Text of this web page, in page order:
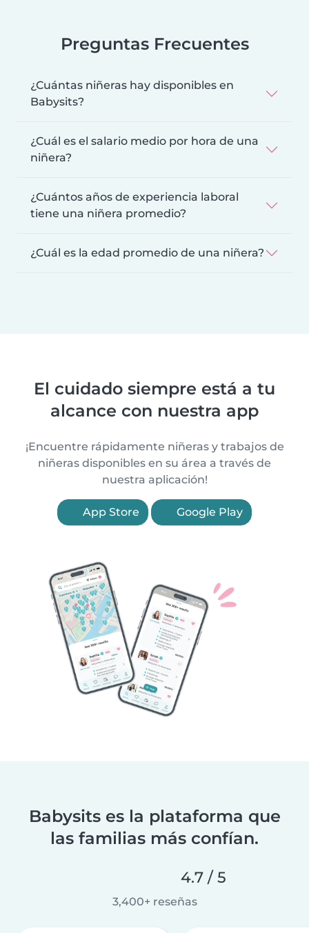
Preguntas Frecuentes
¿Cuántas niñeras hay disponibles en
Babysits?
¿Cuál es el salario medio por hora de una
niñera?
¿Cuántos años de experiencia laboral
tiene una niñera promedio?
¿Cuál es la edad promedio de una niñera?
El cuidado siempre está a tu
alcance con nuestra app
¡Encuentre rápidamente niñeras y trabajos de
niñeras disponibles en su área a través de
nuestra aplicación!
App Store Google Play
Babysits es la plataforma que
las familias más confían.
4.7 / 5
3,400+ reseñas